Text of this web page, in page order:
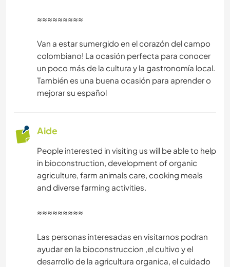
≈≈≈≈≈≈≈≈≈
Van a estar sumergido en el corazón del campo
colombiano! La ocasión perfecta para conocer
un poco más de la cultura y la gastronomía local.
También es una buena ocasión para aprender o
mejorar su español
Aide
People interested in visiting us will be able to help
in bioconstruction, development of organic
agriculture, farm animals care, cooking meals
and diverse farming activities.
≈≈≈≈≈≈≈≈≈
Las personas interesadas en visitarnos podran
ayudar en la bioconstruccion ,el cultivo y el
desarrollo de la agricultura organica, el cuidado